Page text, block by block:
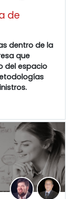
de
dentro de la
que
del espacio